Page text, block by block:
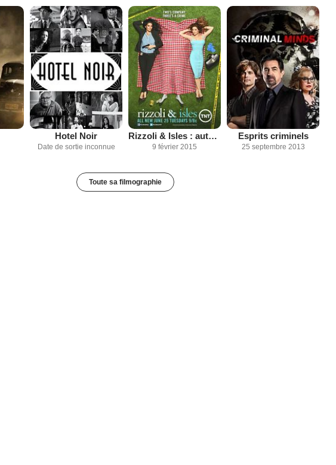
Hotel Noir
Date de sortie inconnue
Rizzoli & Isles : autopsie d'un meurtre
9 février 2015
Esprits criminels
25 septembre 2013
Toute sa filmographie